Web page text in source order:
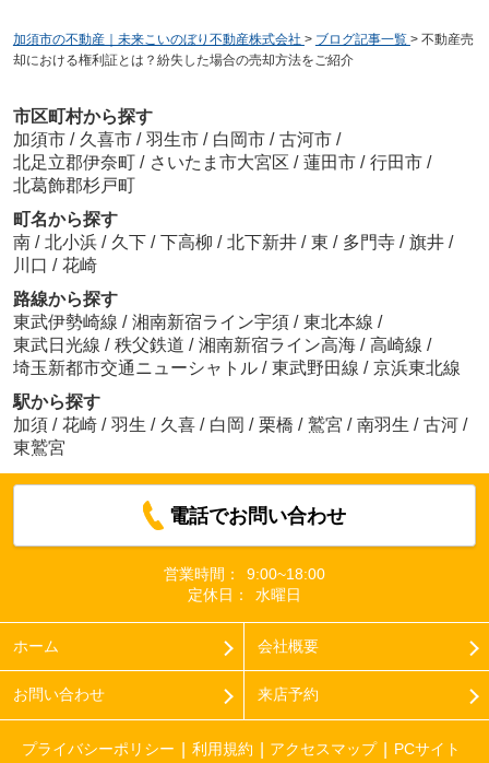
加須市の不動産｜未来こいのぼり不動産株式会社 > ブログ記事一覧 > 不動産売
却における権利証とは？紛失した場合の売却方法をご紹介
市区町村から探す
加須市 / 久喜市 / 羽生市 / 白岡市 / 古河市 /
北足立郡伊奈町 / さいたま市大宮区 / 蓮田市 / 行田市 /
北葛飾郡杉戸町
町名から探す
南 / 北小浜 / 久下 / 下高柳 / 北下新井 / 東 / 多門寺 / 旗井 /
川口 / 花崎
路線から探す
東武伊勢崎線 / 湘南新宿ライン宇須 / 東北本線 /
東武日光線 / 秩父鉄道 / 湘南新宿ライン高海 / 高崎線 /
埼玉新都市交通ニューシャトル / 東武野田線 / 京浜東北線
駅から探す
加須 / 花崎 / 羽生 / 久喜 / 白岡 / 栗橋 / 鷲宮 / 南羽生 / 古河 /
東鷲宮
電話でお問い合わせ
営業時間：
9:00~18:00
定休日：
水曜日
ホーム 会社概要
お問い合わせ 来店予約
プライバシーポリシー 利用規約 アクセスマップ PCサイト